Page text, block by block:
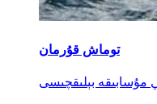
توماش قۇرمان
مۇسابىقە بېلىقچىسى